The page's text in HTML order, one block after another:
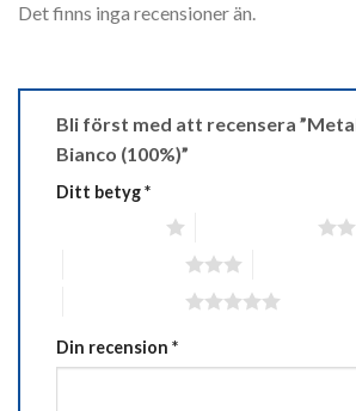
Det finns inga recensioner än.
Bli först med att recensera
Bianco (100%)”
Ditt betyg*
Din recension *